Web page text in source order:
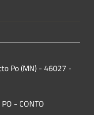
Po (MN) - 46027 -
- CONTO